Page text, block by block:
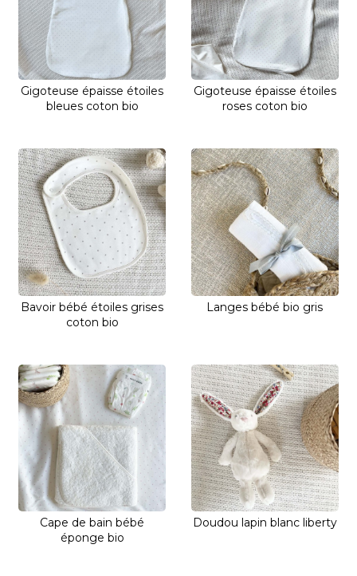
Gigoteuse épaisse étoiles
bleues coton bio
Gigoteuse épaisse étoiles
roses coton bio
Bavoir bébé étoiles grises
coton bio
Langes bébé bio gris
Cape de bain bébé
éponge bio
Doudou lapin blanc liberty